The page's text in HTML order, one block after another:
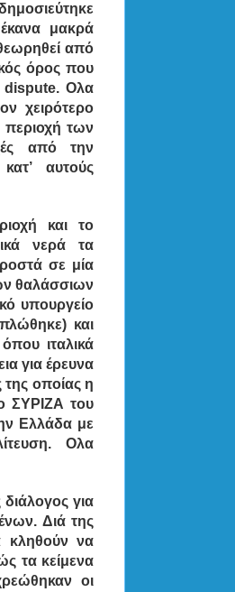
μακρά
από
όρος που
dispute. Ολα
χειρότερο
περιοχή των
από την
αυτούς
και το
νερά τα
σε μία
θαλάσσιων
υπουργείο
και
ιταλικά
για έρευνα
οποίας η
ΣΥΡΙΖΑ του
Ελλάδα με
Ολα
διάλογος για
Διά της
κληθούν να
τα κείμενα
οι